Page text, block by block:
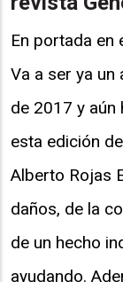
En portada en
Va a ser ya
de 2017 y aún
esta edición
Alberto Rojas
daños, de la
de un hecho
ayudando.